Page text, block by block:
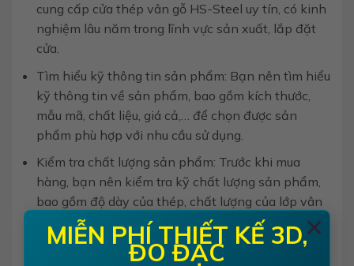
MIỄN PHÍ THIẾT KẾ 3D,
ĐO ĐẠC
×
cung cấp cửa thép vân gỗ HS-Steel uy tín, có kinh
nghiệm lâu năm trong lĩnh vực sản xuất, lắp đặt
cửa.
Tìm hiểu kỹ thông tin sản phẩm: Bạn nên tìm hiểu
kỹ thông tin về sản phẩm, bao gồm kích thước,
mẫu mã, chất liệu, giá cả,… để chọn được sản
phẩm phù hợp với nhu cầu sử dụng.
Kiểm tra chất lượng sản phẩm: Trước khi mua
hàng, bạn nên kiểm tra kỹ chất lượng sản phẩm,
bao gồm độ dày của thép, chất lượng của lớp vân
gỗ, độ kín khít của cửa,…